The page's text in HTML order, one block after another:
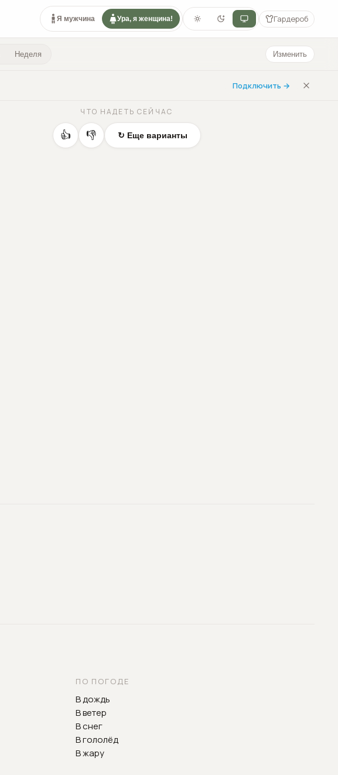
Я мужчина Ура, я женщина! Гардероб
Неделя Изменить
Подключить →
ЧТО НАДЕТЬ СЕЙЧАС
👍 👎 ↻ Еще варианты
ПО ПОГОДЕ
В дождь
В ветер
В снег
В гололёд
В жару